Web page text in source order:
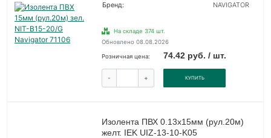
Бренд:
NAVIGATOR
На складе 374 шт.
Обновлено 08.08.2026
Розничная цена: 74.42 руб. / шт.
- + КУПИТЬ
Изолента ПВХ 0.13х15мм (рул.20м)
желт. IEK UIZ-13-10-K05